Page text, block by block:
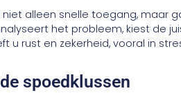
alleen snelle toegang, maar
het probleem, kiest de
u rust en zekerheid, vooral in
spoedklussen